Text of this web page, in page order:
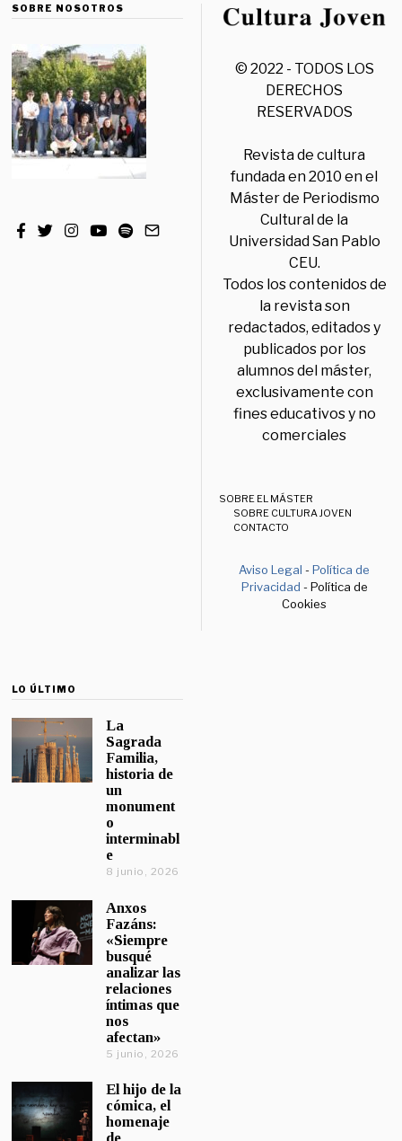
SOBRE NOSOTROS
© 2022 - TODOS LOS
DERECHOS
RESERVADOS
Revista de cultura
fundada en 2010 en el
Máster de Periodismo
Cultural de la
Universidad San Pablo
CEU.
Todos los contenidos de
la revista son
redactados, editados y
publicados por los
alumnos del máster,
exclusivamente con
fines educativos y no
comerciales
SOBRE EL MÁSTER
SOBRE CULTURA JOVEN
CONTACTO
Aviso Legal -Política de
Privacidad - Política de
Cookies
LO ÚLTIMO
La
Sagrada
Familia,
historia de
un
monument
o
interminabl
e
8 junio, 2026
Anxos
Fazáns:
«Siempre
busqué
analizar las
relaciones
íntimas que
nos
afectan»
5 junio, 2026
El hijo de la
cómica, el
homenaje